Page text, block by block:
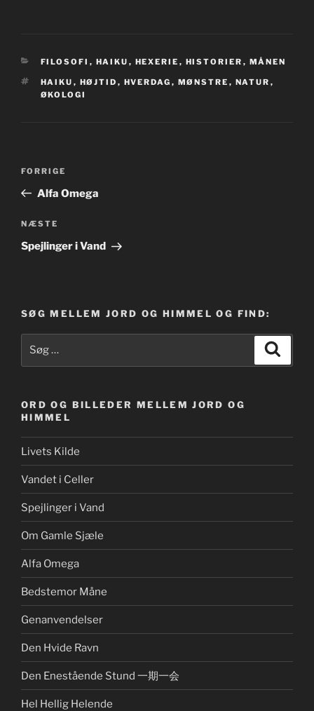
KATEGORIER
FILOSOFI , HAIKU , HEXERIE , HISTORIER , MÅNEN
TAGS
HAIKU , HØJTID , HVERDAG , MØNSTRE , NATUR ,
ØKOLOGI
Forrige
indlæg
FORRIGE
Alfa Omega
Næste
indlæg
NÆSTE
Spejlinger i Vand
SØG MELLEM JORD OG HIMMEL OG FIND:
efter:
ORD OG BILLEDER MELLEM JORD OG
HIMMEL
Livets Kilde
Vandet i Celler
Spejlinger i Vand
Om Gamle Sjæle
Alfa Omega
Bedstemor Måne
Genanvendelser
Den Hvide Ravn
Den Enestående Stund 一期一会
Hel Hellig Helende